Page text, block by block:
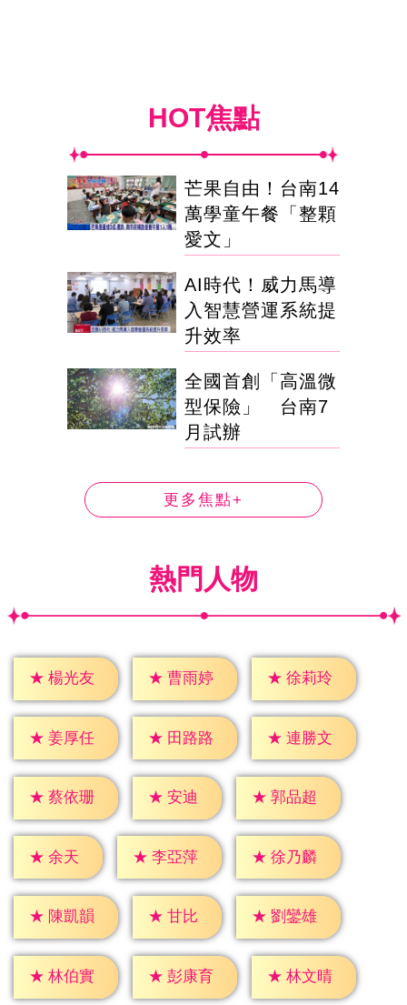
HOT焦點
芒果自由！台南14
萬學童午餐「整顆
愛文」
AI時代！威力馬導
入智慧營運系統提
升效率
全國首創「高溫微
型保險」 台南7
月試辦
更多焦點+
熱門人物
★ 楊光友 ★ 曹雨婷 ★ 徐莉玲
★ 姜厚任 ★ 田路路 ★ 連勝文
★ 蔡依珊 ★ 安迪 ★ 郭品超
★ 余天 ★ 李亞萍 ★ 徐乃麟
★ 陳凱韻 ★ 甘比 ★ 劉鑾雄
★ 林伯實 ★ 彭康育 ★ 林文晴